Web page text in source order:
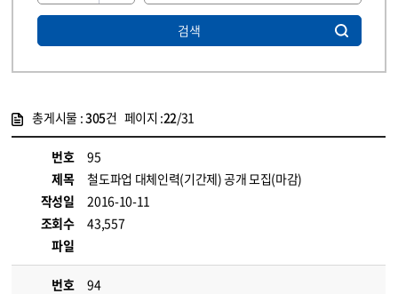
검색
총게시물 :305건 페이지 :22/31
번호
95
제목
철도파업 대체인력(기간제) 공개 모집(마감)
작성일
2016-10-11
조회수
43,557
파일
번호
94